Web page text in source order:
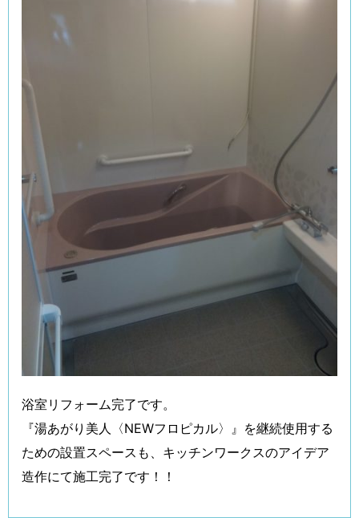
浴室リフォーム完了です。
『湯あがり美人〈NEWフロピカル〉』を継続使用する
ための設置スペースも、キッチンワークスのアイデア
造作にて施工完了です！！